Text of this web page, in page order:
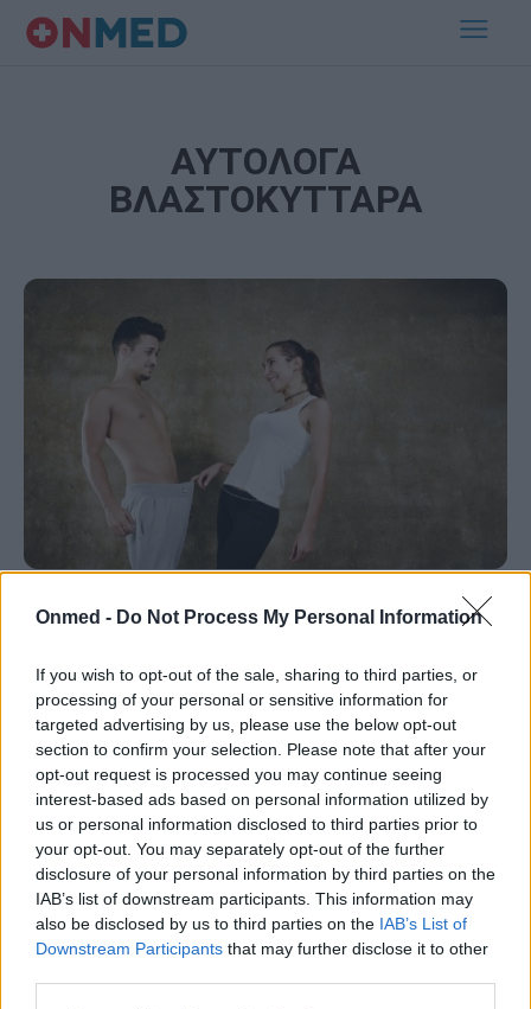
Onmed - Do Not Process My Personal Information
If you wish to opt-out of the sale, sharing to third parties, or
processing of your personal or sensitive information for
targeted advertising by us, please use the below opt-out
section to confirm your selection. Please note that after your
opt-out request is processed you may continue seeing
interest-based ads based on personal information utilized by
us or personal information disclosed to third parties prior to
your opt-out. You may separately opt-out of the further
disclosure of your personal information by third parties on the
IAB’s list of downstream participants. This information may
also be disclosed by us to third parties on the IAB’s List of
Downstream Participants that may further disclose it to other
ΑΥΤΟΛΟΓΑ
ΒΛΑΣΤΟΚΥΤΤΑΡΑ
Μεγέθυνση πέους με βλαστοκύτταρα -
στους άνδρες
Μεγέθυνση και πάχυνση πέους επιτυγχάνουν πλέον οι
ανδρολόγοι χάρη στη χρήση αυτόλογων
βλαστοκυττάρων.